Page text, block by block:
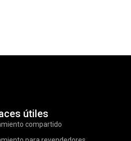
útiles
compartido